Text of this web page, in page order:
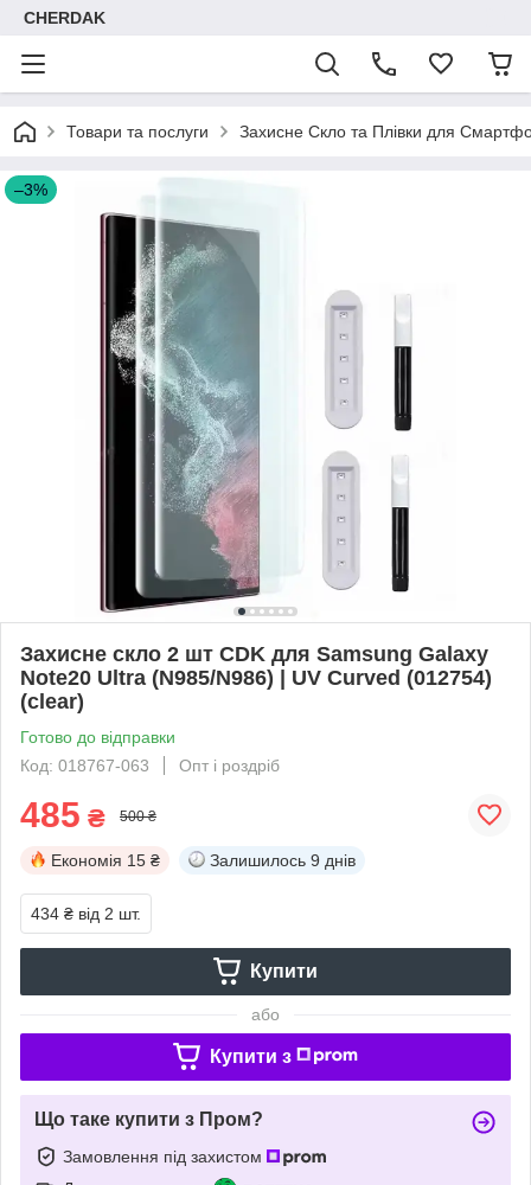
CHERDAK
Товари та послуги Захисне Скло та Плівки для
–3%
Захисне скло 2 шт CDK для Samsung Galaxy
Note20 Ultra (N985/N986) | UV Curved (012754)
(clear)
Готово до відправки
Код: 018767-063
Опт і роздріб
485 ₴ 500 ₴
Економія 15 ₴ Залишилось 9 днів
434 ₴ від 2 шт.
Купити
або
Купити з
Що таке купити з Пром?
Замовлення під захистом